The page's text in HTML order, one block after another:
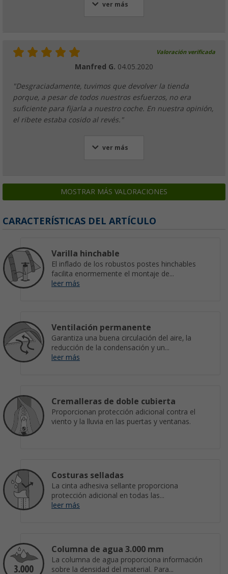
ver más
Valoración verificada
Manfred G. 04.05.2020
"Desgraciadamente, tuvimos que devolver la tienda
porque, a pesar de todos nuestros esfuerzos, no era
suficiente para fijarla a nuestro coche. En nuestra opinión,
el ribete estaba cosido al revés."
ver más
MOSTRAR MÁS VALORACIONES
CARACTERÍSTICAS DEL ARTÍCULO
Varilla hinchable
El inflado de los robustos postes hinchables
facilita enormemente el montaje de...
leer más
Ventilación permanente
Garantiza una buena circulación del aire, la
reducción de la condensación y un...
leer más
Cremalleras de doble cubierta
Proporcionan protección adicional contra el
viento y la lluvia en las puertas y ventanas.
Costuras selladas
La cinta adhesiva sellante proporciona
protección adicional en todas las...
leer más
Columna de agua 3.000 mm
La columna de agua proporciona información
sobre la densidad del material. Para...